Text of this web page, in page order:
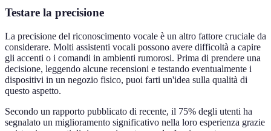
Testare la precisione
La precisione del riconoscimento vocale è un altro fattore cruciale da
considerare. Molti assistenti vocali possono avere difficoltà a capire
gli accenti o i comandi in ambienti rumorosi. Prima di prendere una
decisione, leggendo alcune recensioni e testando eventualmente i
dispositivi in un negozio fisico, puoi farti un'idea sulla qualità di
questo aspetto.
Secondo un rapporto pubblicato di recente, il 75% degli utenti ha
segnalato un miglioramento significativo nella loro esperienza grazie